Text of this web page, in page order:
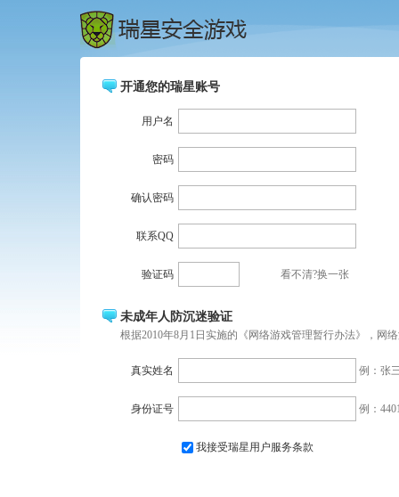
开通您的瑞星账号
用户名
密码
确认密码
联系QQ
验证码 看不清?换一张
未成年人防沉迷验证
根据2010年8月1日实施的《网络游戏管理暂行办法》，网
真实姓名 例：张
身份证号 例：
我接受瑞星用户服务条款